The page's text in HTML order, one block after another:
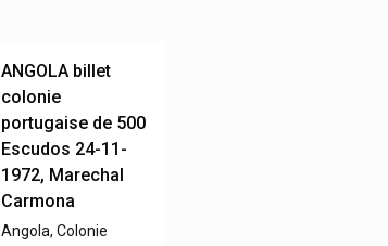
ANGOLA billet
colonie
portugaise de 500
Escudos 24-11-
1972, Marechal
Carmona
Angola, Colonie